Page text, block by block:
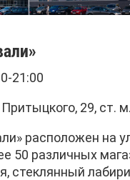
21:00
29, ст.
рас­по­ло­жен на
50 раз­лич­ных
стек­лян­ный